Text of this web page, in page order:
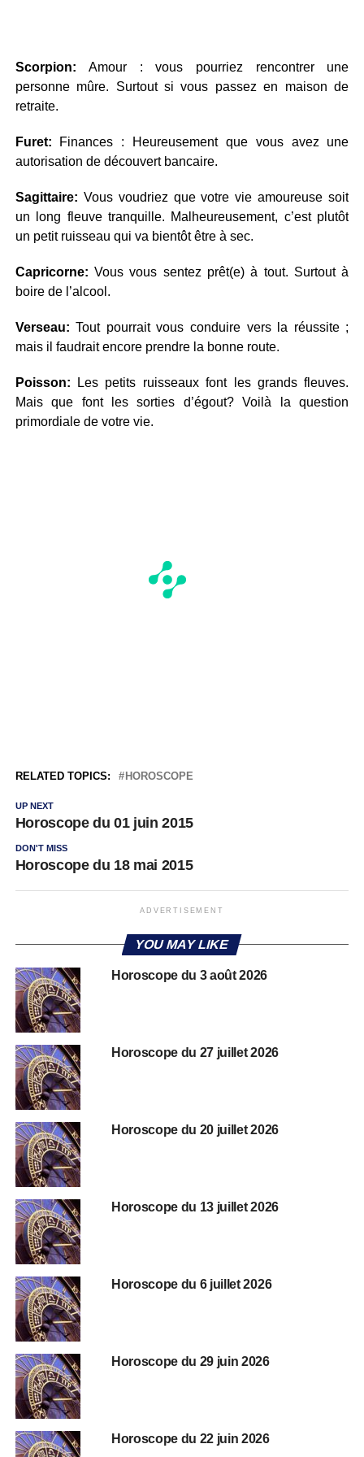
Scorpion:Amour : vous pourriez rencontrer une
personne mûre. Surtout si vous passez en maison de
retraite.
Furet: Finances : Heureusement que vous avez une
autorisation de découvert bancaire.
Sagittaire: Vous voudriez que votre vie amoureuse soit
un long fleuve tranquille. Malheureusement, c’est plutôt
un petit ruisseau qui va bientôt être à sec.
Capricorne: Vous vous sentez prêt(e) à tout. Surtout à
boire de l’alcool.
Verseau:Tout pourrait vous conduire vers la réussite ;
mais il faudrait encore prendre la bonne route.
Poisson: Les petits ruisseaux font les grands fleuves.
Mais que font les sorties d’égout? Voilà la question
primordiale de votre vie.
RELATED TOPICS: HOROSCOPE
UP NEXT
Horoscope du 01 juin 2015
DON'T MISS
Horoscope du 18 mai 2015
ADVERTISEMENT
YOU MAY LIKE
Horoscope du 3 août 2026
Horoscope du 27 juillet 2026
Horoscope du 20 juillet 2026
Horoscope du 13 juillet 2026
Horoscope du 6 juillet 2026
Horoscope du 29 juin 2026
Horoscope du 22 juin 2026